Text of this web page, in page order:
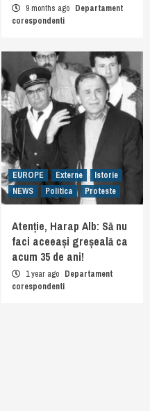
9 months ago Departament
corespondenti
EUROPE Externe
Istorie
NEWS
Politica Proteste
Atenție, Harap Alb: Să nu
faci aceeași greșeală ca
acum 35 de ani!
1 year ago Departament
corespondenti